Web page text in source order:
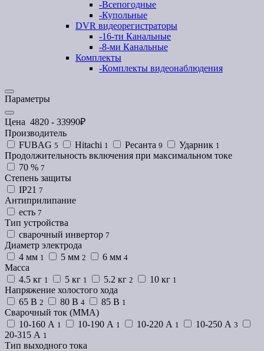
-Всепогодные
-Купольные
DVR видеорегистраторы
-16-ти Канальные
-8-ми Канальные
Комплекты
-Комплекты видеонаблюдения
Параметры
Цена 4820 - 33990₽
Производитель
FUBAG 5 Hitachi 1 Ресанта 9 Ударник 1
Продолжительность включения при максимальном токе
70 % 7
Степень защиты
IP21 7
Антиприлипание
есть 7
Тип устройства
сварочный инвертор 7
Диаметр электрода
4 мм 1 5 мм 2 6 мм 4
Масса
4.5 кг 1 5 кг 1 5.2 кг 2 10 кг 1
Напряжение холостого хода
65 В 2 80 В 4 85 В 1
Сварочный ток (MMA)
10-160 А 1 10-190 А 1 10-220 А 1 10-250 А 3
20-315 А 1
Тип выходного тока